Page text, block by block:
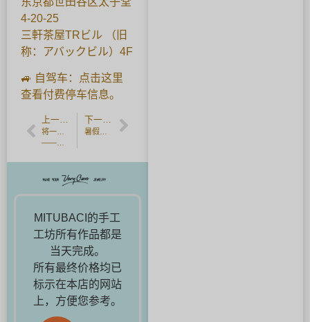
4-20-25
三軒茶屋TRビル （旧
称：アバックビル）4F
🚙 自驾车：点击这里
查看付费停车信息。
上一篇文章
——MITUBACI TOKYO
下一篇文章
MITUBACI的手工
工坊所有作品都是
当天完成。
所有最终价格均已
标示在本店的网站
上，方便您参考。